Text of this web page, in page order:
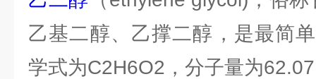
乙基二醇、乙撑二醇，是最简
学式为C2H6O2，分子量为